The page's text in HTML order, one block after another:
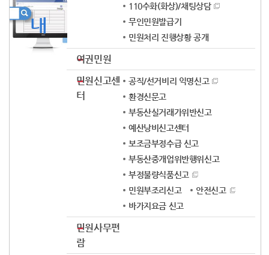
내
110수화(화상)/채팅상담
무인민원발급기
민원처리 진행상황 공개
여권민원
민원신고센
터
공직/선거비리 익명신고
환경신문고
부동산실거래가위반신고
예산낭비신고센터
보조금부정수급 신고
부동산중개업위반행위신고
부정불량식품신고
민원부조리신고
안전신고
바가지요금 신고
민원사무편
람